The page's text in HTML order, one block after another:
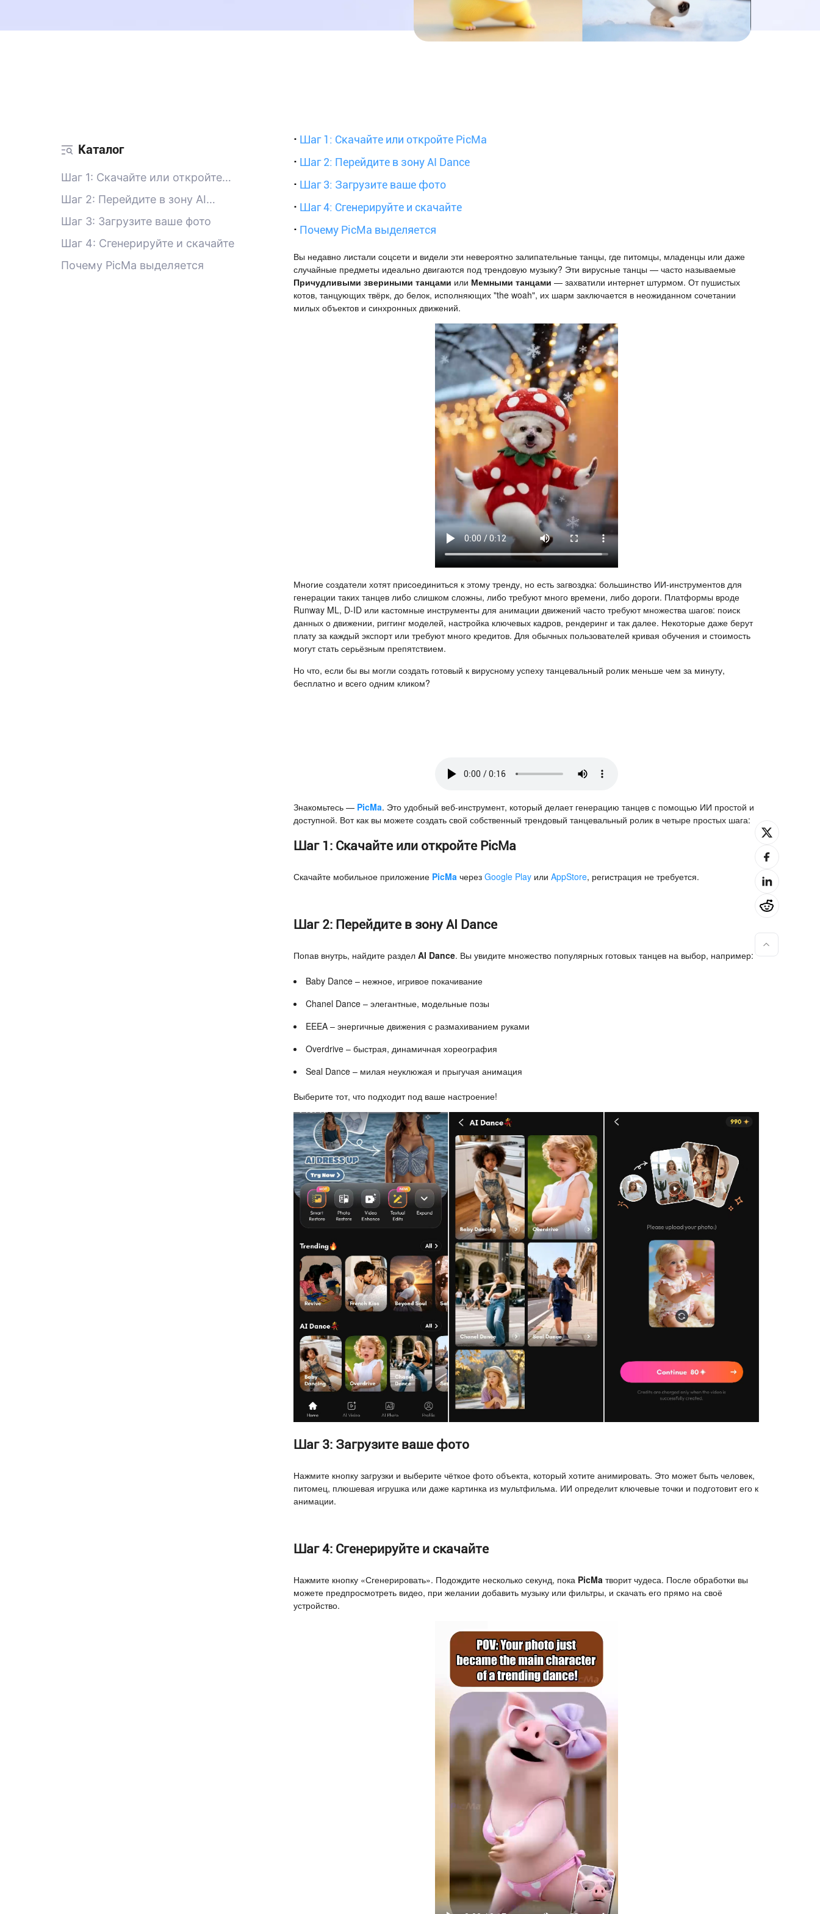
Каталог
Шаг 1: Скачайте или откройте
PicMa
Шаг 2: Перейдите в зону AI
Dance
Шаг 3: Загрузите ваше фото
Шаг 4: Сгенерируйте и скачайте
Почему PicMa выделяется
· Шаг 1: Скачайте или откройте PicMa
· Шаг 2: Перейдите в зону AI Dance
· Шаг 3: Загрузите ваше фото
· Шаг 4: Сгенерируйте и скачайте
· Почему PicMa выделяется
Вы недавно листали соцсети и видели эти невероятно залипательные танцы, где питомцы, младенцы или даже
случайные предметы идеально двигаются под трендовую музыку? Эти вирусные танцы — часто называемые
Причудливыми звериными танцами или Мемными танцами — захватили интернет штурмом. От пушистых
котов, танцующих твёрк, до белок, исполняющих "the woah", их шарм заключается в неожиданном сочетании
милых объектов и синхронных движений.
Многие создатели хотят присоединиться к этому тренду, но есть загвоздка: большинство ИИ-инструментов для
генерации таких танцев либо слишком сложны, либо требуют много времени, либо дороги. Платформы вроде
Runway ML, D-ID или кастомные инструменты для анимации движений часто требуют множества шагов: поиск
данных о движении, риггинг моделей, настройка ключевых кадров, рендеринг и так далее. Некоторые даже берут
плату за каждый экспорт или требуют много кредитов. Для обычных пользователей кривая обучения и стоимость
могут стать серьёзным препятствием.
Но что, если бы вы могли создать готовый к вирусному успеху танцевальный ролик меньше чем за минуту,
бесплатно и всего одним кликом?
Знакомьтесь — PicMa. Это удобный веб-инструмент, который делает генерацию танцев с помощью ИИ простой и
доступной. Вот как вы можете создать свой собственный трендовый танцевальный ролик в четыре простых шага:
Шаг 1: Скачайте или откройте PicMa
Скачайте мобильное приложение PicMa черезGoogle Play илиAppStore, регистрация не требуется.
Шаг 2: Перейдите в зону AI Dance
Попав внутрь, найдите разделAI Dance. Вы увидите множество популярных готовых танцев на выбор, например:
Baby Dance – нежное, игривое покачивание
Chanel Dance – элегантные, модельные позы
EEEA – энергичные движения с размахиванием руками
Overdrive – быстрая, динамичная хореография
Seal Dance – милая неуклюжая и прыгучая анимация
Выберите тот, что подходит под ваше настроение!
Шаг 3: Загрузите ваше фото
Нажмите кнопку загрузки и выберите чёткое фото объекта, который хотите анимировать. Это может быть человек,
питомец, плюшевая игрушка или даже картинка из мультфильма. ИИ определит ключевые точки и подготовит его к
анимации.
Шаг 4: Сгенерируйте и скачайте
Нажмите кнопку «Сгенерировать». Подождите несколько секунд, пока PicMaтворит чудеса. После обработки вы
можете предпросмотреть видео, при желании добавить музыку или фильтры, и скачать его прямо на своё
устройство.